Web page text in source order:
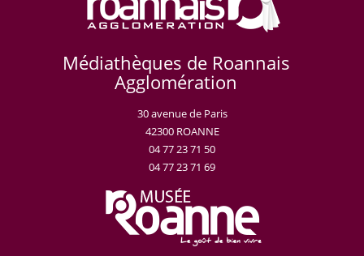
Médiathèques de Roannais
Agglomération
30 avenue de Paris
42300 ROANNE
04 77 23 71 50
04 77 23 71 69